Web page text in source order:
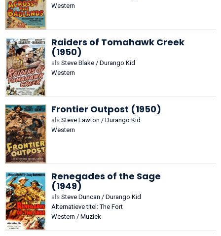
Western
Raiders of Tomahawk Creek
(1950)
als Steve Blake / Durango Kid
Western
Frontier Outpost (1950)
als Steve Lawton / Durango Kid
Western
Renegades of the Sage
(1949)
als Steve Duncan / Durango Kid
Alternatieve titel: The Fort
Western / Muziek